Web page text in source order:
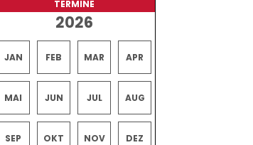
TERMINE
2026
JAN FEB MAR APR
MAI JUN JUL AUG
SEP OKT NOV DEZ